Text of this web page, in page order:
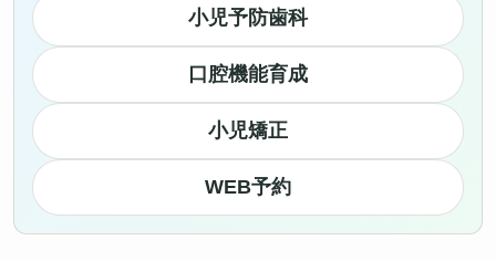
小児予防歯科
口腔機能育成
小児矯正
WEB予約